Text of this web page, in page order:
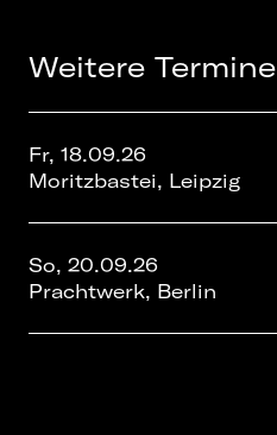
Weitere Termine
Fr, 18.09.26
Moritzbastei, Leipzig
So, 20.09.26
Prachtwerk, Berlin